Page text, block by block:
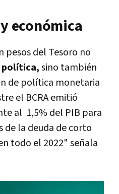
económica
pesos del Tesoro no
política,sino también
de política monetaria
el BCRA emitió
al 1,5% del PIB para
de la deuda de corto
todo el 2022" señala